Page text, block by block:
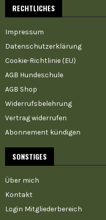
RECHTLICHES
Impressum
Datenschutzerklärung
Cookie-Richtlinie (EU)
AGB Hundeschule
AGB Shop
Widerrufsbelehrung
Vertrag widerrufen
Abonnement kündigen
SONSTIGES
Über mich
Kontakt
Login Mitgliederbereich